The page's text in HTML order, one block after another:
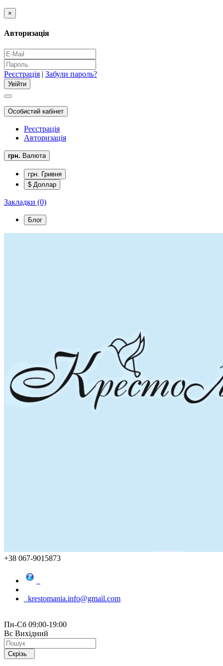
×
Авторизація
Реєстрація | Забули пароль?
Особистий кабінет
Реєстрація
Авторизація
грн. Валюта
грн. Гривня
$ Доллар
Закладки (0)
Блог
+38 067-9015873
krestomania.info@gmail.com
Пн-Сб 09:00-19:00
Вс Вихідний
Скрізь